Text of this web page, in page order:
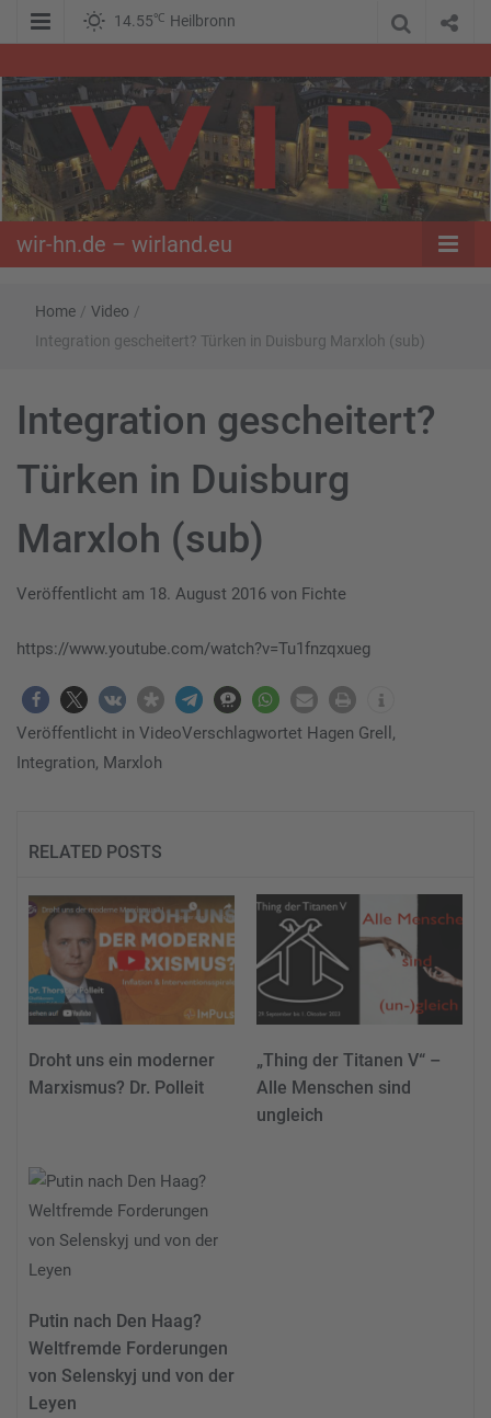
14.55℃ Heilbronn
wir-hn.de –
wirland.eu
wir-hn.de – wirland.eu
Home / Video /
Integration gescheitert? Türken in Duisburg Marxloh (sub)
Integration gescheitert?
Türken in Duisburg
Marxloh (sub)
Veröffentlicht am 18. August 2016 von Fichte
https://www.youtube.com/watch?v=Tu1fnzqxueg
Veröffentlicht in VideoVerschlagwortet Hagen Grell ,
Integration, Marxloh
RELATED POSTS
Droht uns ein moderner
Marxismus? Dr. Polleit
„Thing der Titanen V“ –
Alle Menschen sind
ungleich
Putin nach Den Haag?
Weltfremde Forderungen
von Selenskyj und von der
Leyen